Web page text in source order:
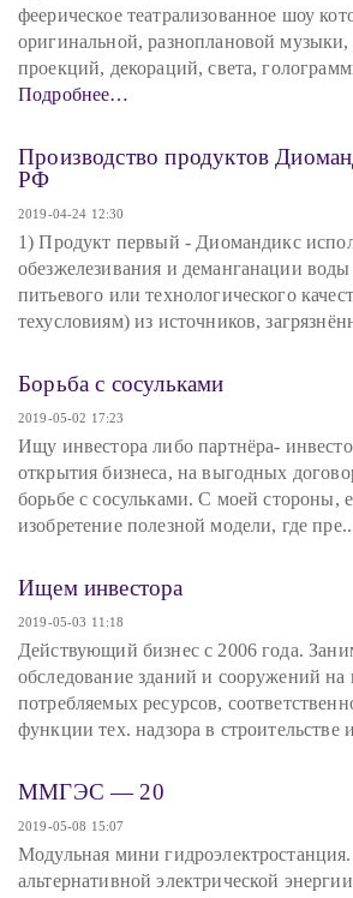
феерическое театрализованное шоу
оригинальной, разноплановой
проекций, декораций, света,
Подробнее…
Производство продуктов
РФ
2019-04-24 12:30
1) Продукт первый - Диомандикс
обезжелезивания и деманганации
питьевого или технологического
техусловиям) из источников,
Борьба с сосульками
2019-05-02 17:23
Ищу инвестора либо партнёра-
открытия бизнеса, на выгодных
борьбе с сосульками. С моей стороны,
изобретение полезной модели, где
Ищем инвестора
2019-05-03 11:18
Действующий бизнес с 2006 года.
обследование зданий и сооружений на
потребляемых ресурсов,
функции тех. надзора в строительстве
MМГЭС — 20
2019-05-08 15:07
Модульная мини
альтернативной электрической